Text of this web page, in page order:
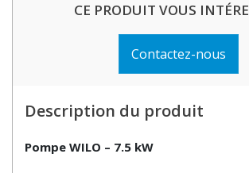
CE PRODUIT VOUS
Contactez-nous
Description du produit
Pompe WILO – 7.5 kW